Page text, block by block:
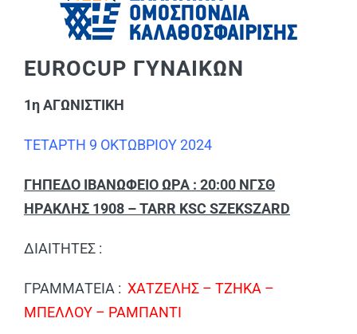
ΧΡΗΣΙΜΑ ΑΡΧΕΙΑ
EUROCUP ΓΥΝΑΙΚΩΝ
1η ΑΓΩΝΙΣΤΙΚΗ
ΤΕΤΑΡΤΗ 9 ΟΚΤΩΒΡΙΟΥ 2024
ΓΗΠΕΔΟ ΙΒΑΝΩΦΕΙΟ ΩΡΑ : 20:00 ΝΓΣΘ
ΗΡΑΚΛΗΣ 1908 – TARR KSC SZEKSZARD
ΔΙΑΙΤΗΤΕΣ :
ΓΡΑΜΜΑΤΕΙΑ : ΧΑΤΖΕΛΗΣ – ΤΖΗΚΑ –
ΜΠΕΛΛΟΥ – ΡΑΜΠΑΝΤΙ